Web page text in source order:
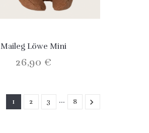
Maileg Löwe Mini
26,90 €
1 2 3 … 8 